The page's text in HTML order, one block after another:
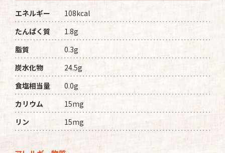
エネルギー
108kcal
たんぱく質
1.8g
脂質
0.3g
炭水化物
24.5g
食塩相当量
0.0g
カリウム
15mg
リン
15mg